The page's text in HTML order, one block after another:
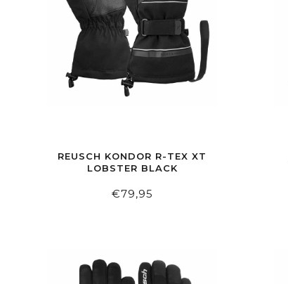
REUSCH KONDOR R-TEX XT
LOBSTER BLACK
€79,95